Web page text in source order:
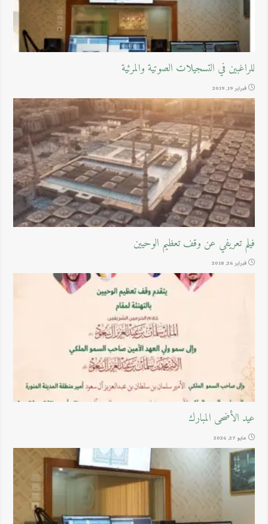
للراغبين في التسجيلات الصوتية والمرئية
فبراير 19, 2019
فيلم تعريفي عن وقف تعظيم الوحيين
فبراير 26, 2018
عيد الأضحى المبارك
مايو 27, 2026